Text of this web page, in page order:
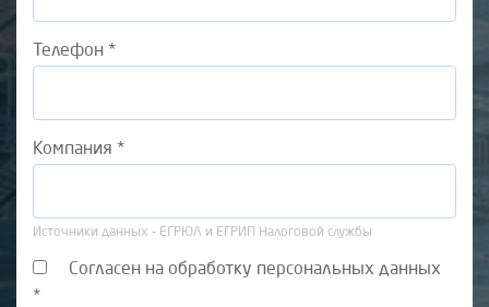
Телефон *
Компания *
Источники данных - ЕГРЮЛ и ЕГРИП Налоговой службы
Согласен на обработку персональных данных
*